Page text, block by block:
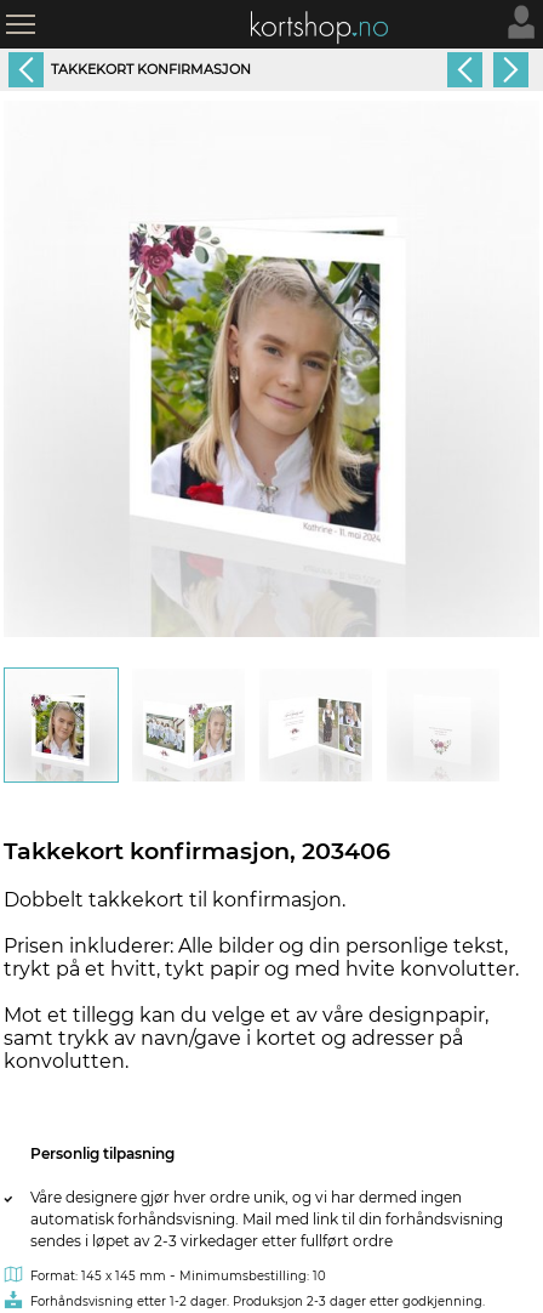
TAKKEKORT KONFIRMASJON
Takkekort konfirmasjon, 203406
Dobbelt takkekort til konfirmasjon.
Prisen inkluderer: Alle bilder og din personlige tekst,
trykt på et hvitt, tykt papir og med hvite konvolutter.
Mot et tillegg kan du velge et av våre designpapir,
samt trykk av navn/gave i kortet og adresser på
konvolutten.
Personlig tilpasning
Våre designere gjør hver ordre unik, og vi har dermed ingen
automatisk forhåndsvisning. Mail med link til din forhåndsvisning
sendes i løpet av 2-3 virkedager etter fullført ordre
Format: 145 x 145 mm - Minimumsbestilling: 10
Forhåndsvisning etter 1-2 dager. Produksjon 2-3 dager etter godkjenning.